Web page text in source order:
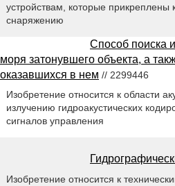
устройствам, которые
снаряжению
Способ поиска
моря затонувшего объекта, а
оказавшихся в нем // 2299446
Изобретение относится к области
излучению гидроакустических
сигналов управления
Изобретение относится к